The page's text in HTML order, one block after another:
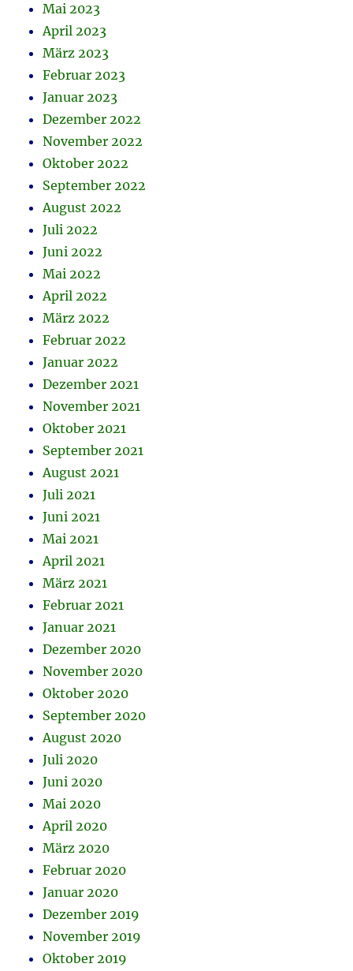
Mai 2023
April 2023
März 2023
Februar 2023
Januar 2023
Dezember 2022
November 2022
Oktober 2022
September 2022
August 2022
Juli 2022
Juni 2022
Mai 2022
April 2022
März 2022
Februar 2022
Januar 2022
Dezember 2021
November 2021
Oktober 2021
September 2021
August 2021
Juli 2021
Juni 2021
Mai 2021
April 2021
März 2021
Februar 2021
Januar 2021
Dezember 2020
November 2020
Oktober 2020
September 2020
August 2020
Juli 2020
Juni 2020
Mai 2020
April 2020
März 2020
Februar 2020
Januar 2020
Dezember 2019
November 2019
Oktober 2019